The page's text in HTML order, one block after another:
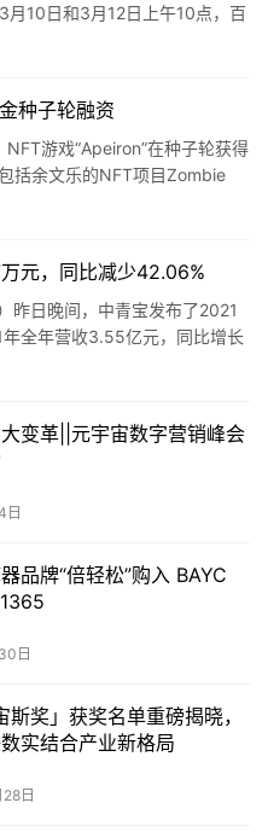
月10日和3月12日上午10点，百
猫”系列徽章，领…
种子轮融资
游戏“Apeiron”在种子轮获得
括余文乐的NFT项目Zombie
…
元，同比减少42.06%
昨日晚间，中青宝发布了2021
全年营收3.55亿元，同比增长
为4623万元…
变革||元宇宙数字营销峰会
日
品牌“倍轻松”购入 BAYC
日
奖」获奖名单重磅揭晓，
实结合产业新格局
日